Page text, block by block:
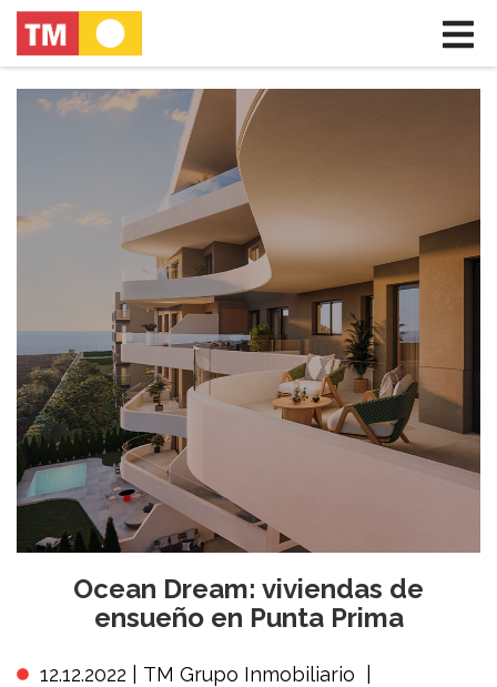
Ocean Dream: viviendas de
ensueño en Punta Prima
12.12.2022 | TM Grupo Inmobiliario